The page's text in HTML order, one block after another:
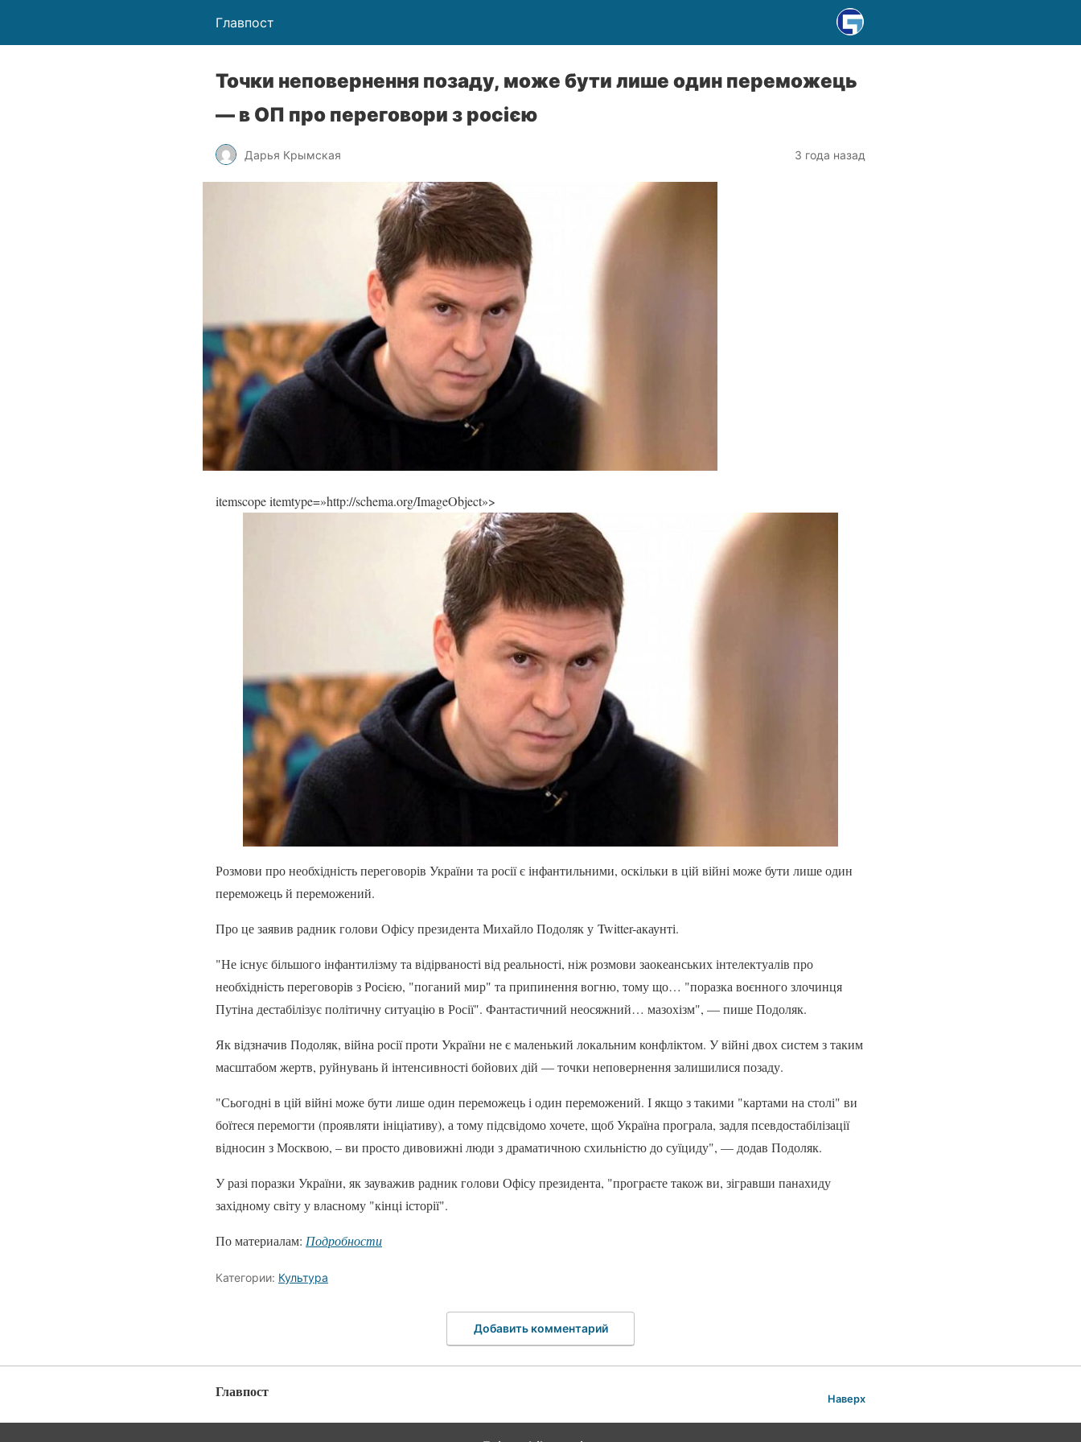
Главпост
Точки неповернення позаду, може бути лише один переможець
— в ОП про переговори з росією
Дарья Крымская 3 года назад
itemscope itemtype=»http://schema.org/ImageObject»>
Розмови про необхідність переговорів України та росії є інфантильними, оскільки в цій війні може бути лише один
переможець й переможений.
Про це заявив радник голови Офісу президента Михайло Подоляк у Twitter-акаунті.
"Не існує більшого інфантилізму та відірваності від реальності, ніж розмови заокеанських інтелектуалів про
необхідність переговорів з Росією, "поганий мир" та припинення вогню, тому що… "поразка воєнного злочинця
Путіна дестабілізує політичну ситуацію в Росії". Фантастичний неосяжний… мазохізм", — пише Подоляк.
Як відзначив Подоляк, війна росії проти України не є маленький локальним конфліктом. У війні двох систем з таким
масштабом жертв, руйнувань й інтенсивності бойових дій — точки неповернення залишилися позаду.
"Сьогодні в цій війні може бути лише один переможець і один переможений. І якщо з такими "картами на столі" ви
боїтеся перемогти (проявляти ініціативу), а тому підсвідомо хочете, щоб Україна програла, задля псевдостабілізації
відносин з Москвою, – ви просто дивовижні люди з драматичною схильністю до суїциду", — додав Подоляк.
У разі поразки України, як зауважив радник голови Офісу президента, "програєте також ви, зігравши панахиду
західному світу у власному "кінці історії".
По материалам: Подробности
Категории: Культура
Добавить комментарий
Главпост Наверх